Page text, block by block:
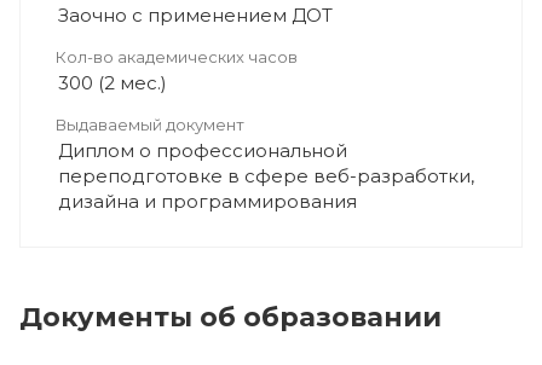
Заочно с применением ДОТ
Кол-во академических часов
300 (2 мес.)
Выдаваемый документ
Диплом о профессиональной
переподготовке в сфере веб-разработки,
дизайна и программирования
Документы об образовании